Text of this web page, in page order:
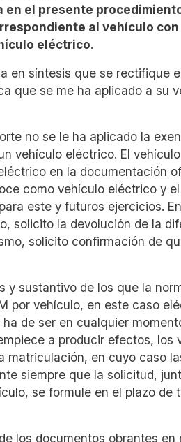
en el presente
al vehículo
eléctrico.
en síntesis que se rectifique
que se me ha aplicado a su
no se le ha aplicado la
vehículo eléctrico. El
en la documentación
como vehículo eléctrico y
este y futuros ejercicios.
solicito la devolución de la
solicito confirmación de
y sustantivo de los que la
por vehículo, en este caso
de ser en cualquier
a producir efectos,
matriculación, en cuyo caso
siempre que la solicitud,
se formule en el plazo
los documentos obrantes